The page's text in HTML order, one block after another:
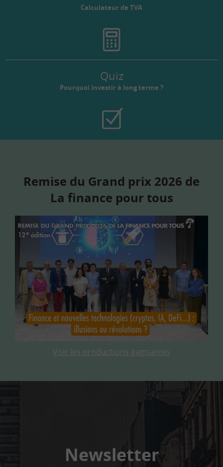
Calculateur de TVA
Quiz
Pourquoi investir à long terme ?
Remise du Grand prix 2026 de
La finance pour tous
Voir les productions gagnantes
Newsletter